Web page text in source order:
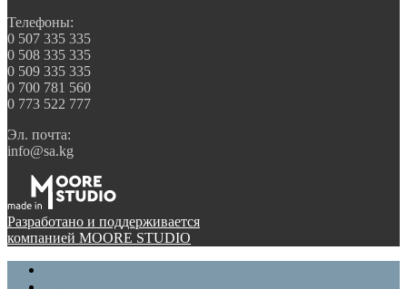
Телефоны:
0 507 335 335
0 508 335 335
0 509 335 335
0 700 781 560
0 773 522 777
Эл. почта:
info@sa.kg
Разработано и поддерживается
компанией MOORE STUDIO